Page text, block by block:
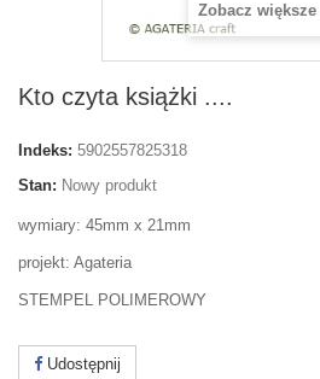
Zobacz większe
Kto czyta książki ....
Indeks: 5902557825318
Stan: Nowy produkt
wymiary: 45mm x 21mm
projekt: Agateria
STEMPEL POLIMEROWY
Udostępnij